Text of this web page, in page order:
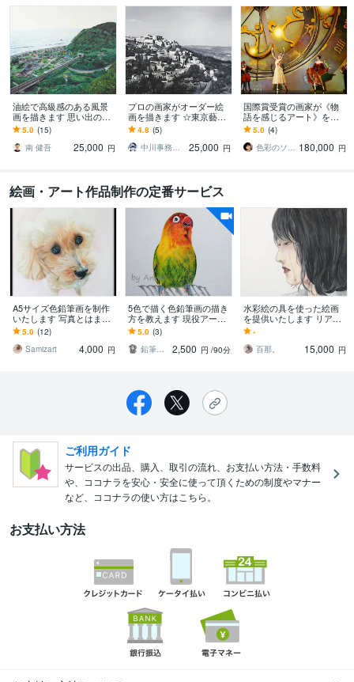
油絵で高級感のある風景
画を描きます 思い出の地
や好きな風景を残しませ
んか？
5.0 (15)
南 健吾
25,000 円
プロの画家がオーダー絵
画を描きます ☆東京藝術
大学油画科出身の確かな
画力☆
4.8 (5)
中川事務所 モデル・デザイン
25,000 円
国際賞受賞の画家が《物
語を感じるアート》を描
きます ご家族や大切な方
との物語を幻想的絵画と
してお届けします
5.0 (4)
色彩のソムリエ（画家） 180,000 円
絵画・アート作品制作の定番サービス
A5サイズ色鉛筆画を制作
いたします 写真とはまた
違った温かみのある作品
を制作いたします。
5.0 (12)
Samizart
4,000 円
5色で描く色鉛筆画の描き
方を教えます 現役アーテ
ィストが教える色鉛筆画
の体験レッスンです。
5.0 (3)
鉛筆画家 Annie
2,500 円 /90分
水彩絵の具を使った絵画
を提供いたします リアル
な絵ならおまかせくださ
い！！
-
百那。
15,000 円
ご利用ガイド
サービスの出品、購入、取引の流れ、お支払い方法・手数料
や、ココナラを安心・安全に使って頂くための制度やマナー
など、ココナラの使い方はこちら。
お支払い方法